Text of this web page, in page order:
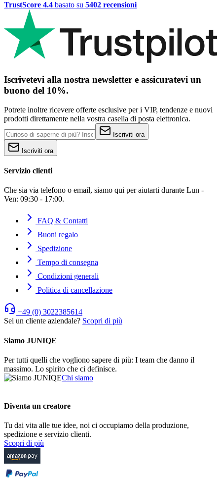
TrustScore 4.4 basato su 5402 recensioni
Iscrivetevi alla nostra newsletter e assicuratevi un
buono del 10%.
Potrete inoltre ricevere offerte esclusive per i VIP, tendenze e nuovi
prodotti direttamente nella vostra casella di posta elettronica.
Iscriviti ora
Iscriviti ora
Servizio clienti
Che sia via telefono o email, siamo qui per aiutarti durante Lun -
Ven: 09:30 - 17:00.
FAQ & Contatti
Buoni regalo
Spedizione
Tempo di consegna
Condizioni generali
Politica di cancellazione
+49 (0) 3022385614
Sei un cliente aziendale? Scopri di più
Siamo JUNIQE
Per tutti quelli che vogliono sapere di più: I team che danno il
massimo. Lo spirito che ci definisce.
Chi siamo
Diventa un creatore
Tu dai vita alle tue idee, noi ci occupiamo della produzione,
spedizione e servizio clienti.
Scopri di più